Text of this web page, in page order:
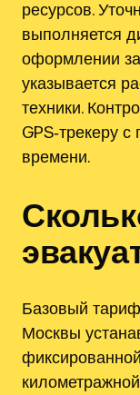
ресурсов.
выполняется
оформлении
указывается
техники.
GPS‑трекеру
времени.
Базовый
Москвы